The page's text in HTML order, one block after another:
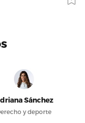
Sánchez
y deporte